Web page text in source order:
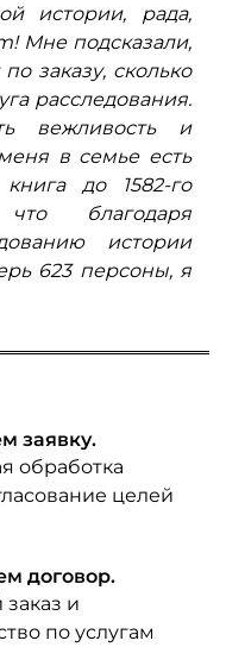
истории, рада,
Мне подсказали,
заказу, сколько
расследования.
вежливость и
в семье есть
до 1582-го
благодаря
истории
623 персоны, я
заявку.
обработка
целей
договор.
и
по услугам